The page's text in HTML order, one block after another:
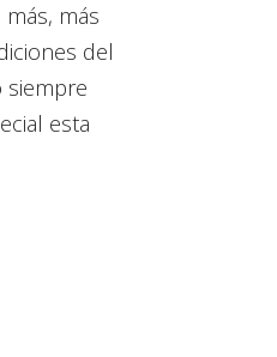
más
del
siempre
esta